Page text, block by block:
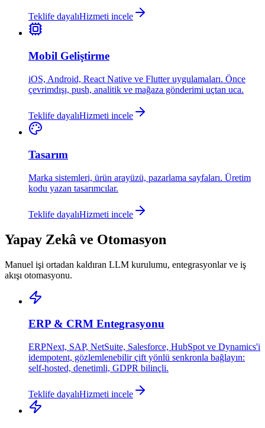
Teklife dayalıHizmeti incele
Mobil Geliştirme
iOS, Android, React Native ve Flutter uygulamaları. Önce
çevrimdışı, push, analitik ve mağaza gönderimi uçtan uca.
Teklife dayalıHizmeti incele
Tasarım
Marka sistemleri, ürün arayüzü, pazarlama sayfaları. Üretim
kodu yazan tasarımcılar.
Teklife dayalıHizmeti incele
Yapay Zekâ ve Otomasyon
Manuel işi ortadan kaldıran LLM kurulumu, entegrasyonlar ve iş
akışı otomasyonu.
ERP & CRM Entegrasyonu
ERPNext, SAP, NetSuite, Salesforce, HubSpot ve Dynamics'i
idempotent, gözlemlenebilir çift yönlü senkronla bağlayın:
self-hosted, denetimli, GDPR bilinçli.
Teklife dayalıHizmeti incele